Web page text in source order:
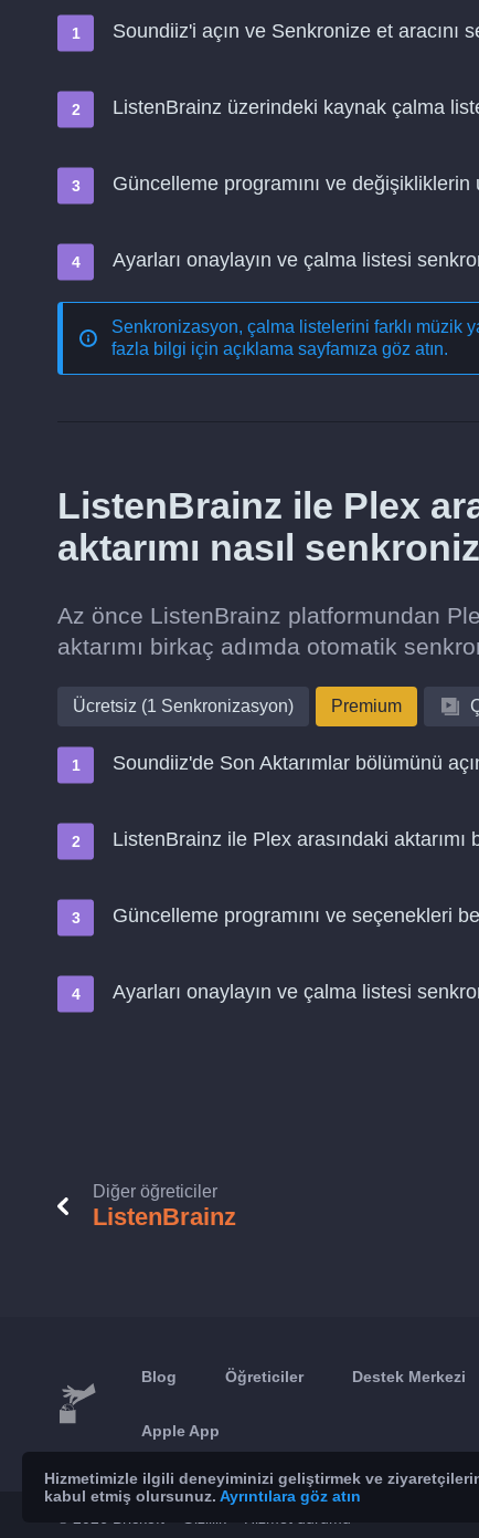
Soundiiz'i açın ve Senkronize et aracını
ListenBrainz üzerindeki kaynak çalma
Güncelleme programını ve
Ayarları onaylayın ve çalma listesi
Senkronizasyon, çalma listelerini farklı müzik
fazla bilgi için açıklama sayfamıza göz atın.
ListenBrainz ile Plex
aktarımı nasıl
Az önce ListenBrainz platformundan
aktarımı birkaç adımda otomatik
Ücretsiz (1 Senkronizasyon) Premium
Soundiiz'de Son Aktarımlar bölümünü
ListenBrainz ile Plex arasındaki
Güncelleme programını ve seçenekleri
Ayarları onaylayın ve çalma listesi
Diğer öğreticiler
ListenBrainz
Blog Öğreticiler Destek Merkezi
Apple App
Hizmetimizle ilgili deneyiminizi geliştirmek ve
kabul etmiş olursunuz. Ayrıntılara göz atın